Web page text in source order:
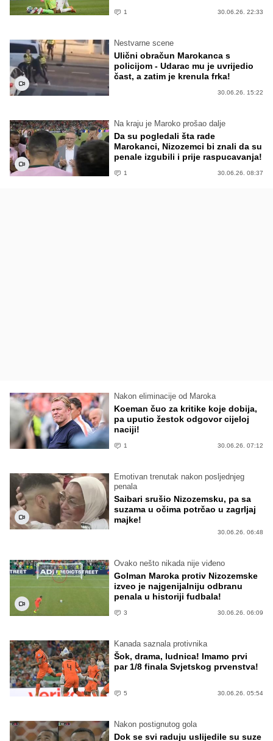
1 30.06.26. 22:33
Nestvarne scene
Ulični obračun Marokanca s
policijom - Udarac mu je uvrijedio
čast, a zatim je krenula frka!
30.06.26. 15:22
Na kraju je Maroko prošao dalje
Da su pogledali šta rade
Marokanci, Nizozemci bi znali da su
penale izgubili i prije raspucavanja!
1 30.06.26. 08:37
Nakon eliminacije od Maroka
Koeman čuo za kritike koje dobija,
pa uputio žestok odgovor cijeloj
naciji!
1 30.06.26. 07:12
Emotivan trenutak nakon posljednjeg
penala
Saibari srušio Nizozemsku, pa sa
suzama u očima potrčao u zagrljaj
majke!
30.06.26. 06:48
Ovako nešto nikada nije viđeno
Golman Maroka protiv Nizozemske
izveo je najgenijalniju odbranu
penala u historiji fudbala!
3 30.06.26. 06:09
Kanada saznala protivnika
Šok, drama, ludnica! Imamo prvi
par 1/8 finala Svjetskog prvenstva!
5 30.06.26. 05:54
Nakon postignutog gola
Dok se svi raduju uslijedile su suze